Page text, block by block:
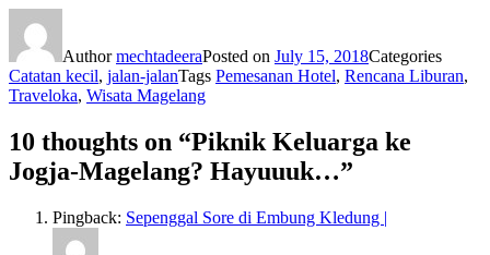
AuthormechtadeeraPosted on July 15, 2018Categories
Catatan kecil, jalan-jalanTags Pemesanan Hotel, Rencana Liburan,
Traveloka, Wisata Magelang
10 thoughts on “Piknik Keluarga ke
Jogja-Magelang? Hayuuuk…”
Pingback: Sepenggal Sore di Embung Kledung |